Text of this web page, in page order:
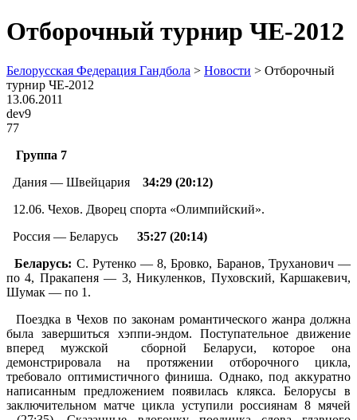
Отборочный турнир ЧЕ-2012
Белорусская Федерация Гандбола > Новости > Отборочный
турнир ЧЕ-2012
13.06.2011
dev9
77
Группа 7
Дания — Швейцария 34:29 (20:12)
12.06. Чехов. Дворец спорта «Олимпийский».
Россия — Беларусь 35:27 (20:14)
Беларусь: С. Рутенко — 8, Бровко, Баранов, Труханович —
по 4, Пракапеня — 3, Никуленков, Пуховский, Каршакевич,
Шумак — по 1.
Поездка в Чехов по законам романтического жанра должна
была завершиться хэппи-эндом. Поступательное движение
вперед мужской сборной Беларуси, которое она
демонстрировала на протяжении отборочного цикла,
требовало оптимистичного финиша. Однако, под аккуратно
написанным предложением появилась клякса. Белорусы в
заключительном матче цикла уступили россиянам 8 мячей